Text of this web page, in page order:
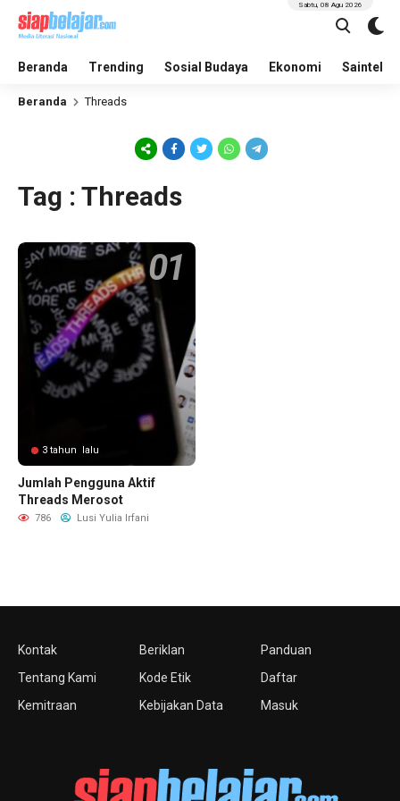
Beranda Trending Sosial Budaya Ekonomi Saintek
Sabtu, 08 Agu 2026
Beranda Threads
Tag : Threads
3 tahun lalu
Jumlah Pengguna Aktif
Threads Merosot
786 Lusi Yulia Irfani
Kontak
Tentang Kami
Kemitraan
Beriklan
Kode Etik
Kebijakan Data
Panduan
Daftar
Masuk